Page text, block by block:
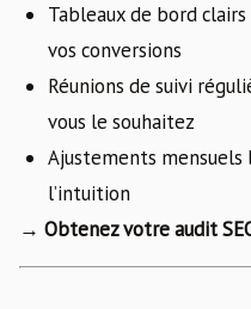
Tableaux de bord
vos conversions
Réunions de suivi
vous le souhaitez
Ajustements mensuels
l’intuition
→ Obtenez votre audit